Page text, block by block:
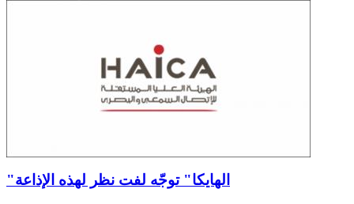
"الهايكا" توجّه لفت نظر لهذه الإذاعة